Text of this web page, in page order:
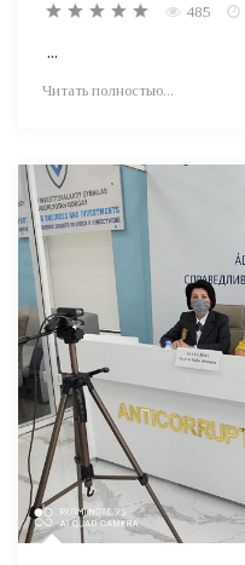
485
...
Читать полностью...